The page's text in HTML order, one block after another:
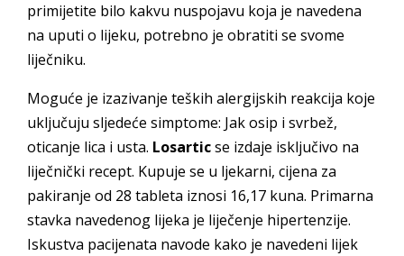
primijetite bilo kakvu nuspojavu koja je navedena
na uputi o lijeku, potrebno je obratiti se svome
liječniku.
Moguće je izazivanje teških alergijskih reakcija koje
uključuju sljedeće simptome: Jak osip i svrbež,
oticanje lica i usta. Losarticse izdaje isključivo na
liječnički recept. Kupuje se u ljekarni, cijena za
pakiranje od 28 tableta iznosi 16,17 kuna. Primarna
stavka navedenog lijeka je liječenje hipertenzije.
Iskustva pacijenata navode kako je navedeni lijek